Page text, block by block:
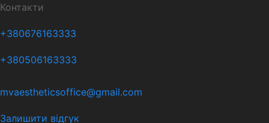
Контакти
+380676163333
+380506163333
mvaestheticsoffice@gmail.com
Залишити відгук